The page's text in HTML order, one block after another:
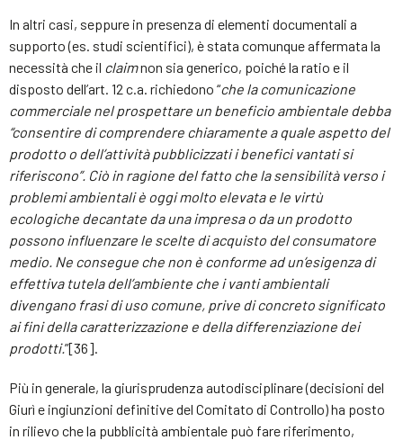
In altri casi, seppure in presenza di elementi documentali a
supporto (es. studi scientifici), è stata comunque affermata la
necessità che il claimnon sia generico, poiché la ratio e il
disposto dell’art. 12 c.a. richiedono “che la comunicazione
commerciale nel prospettare un beneficio ambientale debba
“consentire di comprendere chiaramente a quale aspetto del
prodotto o dell’attività pubblicizzati i benefici vantati si
riferiscono”. Ciò in ragione del fatto che la sensibilità verso i
problemi ambientali è oggi molto elevata e le virtù
ecologiche decantate da una impresa o da un prodotto
possono influenzare le scelte di acquisto del consumatore
medio. Ne consegue che non è conforme ad un’esigenza di
effettiva tutela dell’ambiente che i vanti ambientali
divengano frasi di uso comune, prive di concreto significato
ai fini della caratterizzazione e della differenziazione dei
prodotti.”[36].
Più in generale, la giurisprudenza autodisciplinare (decisioni del
Giurì e ingiunzioni definitive del Comitato di Controllo) ha posto
in rilievo che la pubblicità ambientale può fare riferimento,